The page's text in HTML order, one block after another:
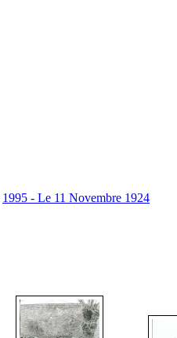
1995 - Le 11 Novembre 1924